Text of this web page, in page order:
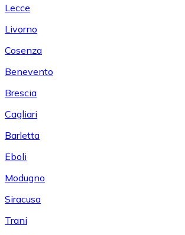
Lecce
Livorno
Cosenza
Benevento
Brescia
Cagliari
Barletta
Eboli
Modugno
Siracusa
Trani